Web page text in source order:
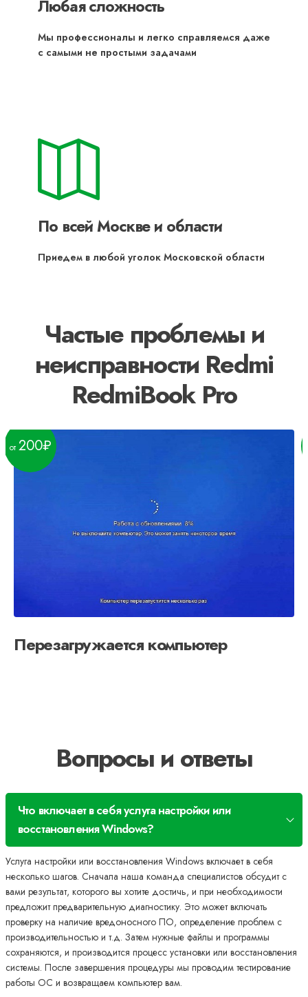
Любая сложность
Мы профессионалы и легко справляемся даже
с самыми не простыми задачами
По всей Москве и области
Приедем в любой уголок Московской области
Частые проблемы и
неисправности Redmi
RedmiBook Pro
Перезагружается компьютер
200
Вопросы и ответы
Что включает в себя услуга настройки или
восстановления Windows?
Услуга настройки или восстановления Windows включает в себя
несколько шагов. Сначала наша команда специалистов обсудит с
вами результат, которого вы хотите достичь, и при необходимости
предложит предварительную диагностику. Это может включать
проверку на наличие вредоносного ПО, определение проблем с
производительностью и т.д. Затем нужные файлы и программы
сохраняются, и производится процесс установки или восстановления
системы. После завершения процедуры мы проводим тестирование
работы ОС и возвращаем компьютер вам.